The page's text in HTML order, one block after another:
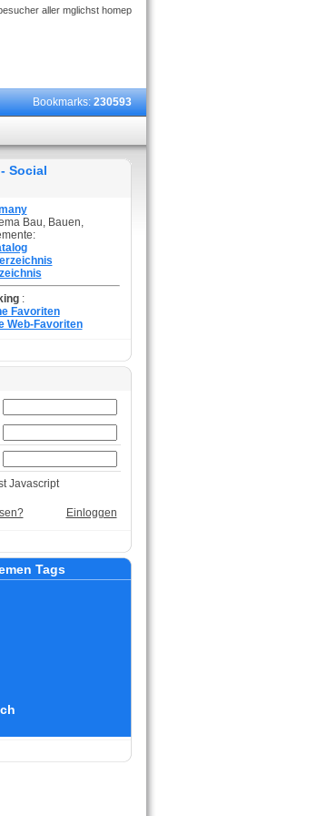
aller mglichst homep
Bookmarks:230593
Social
Bau, Bauen,
:
Favoriten
Web-Favoriten
Javascript
Einloggen
Tags